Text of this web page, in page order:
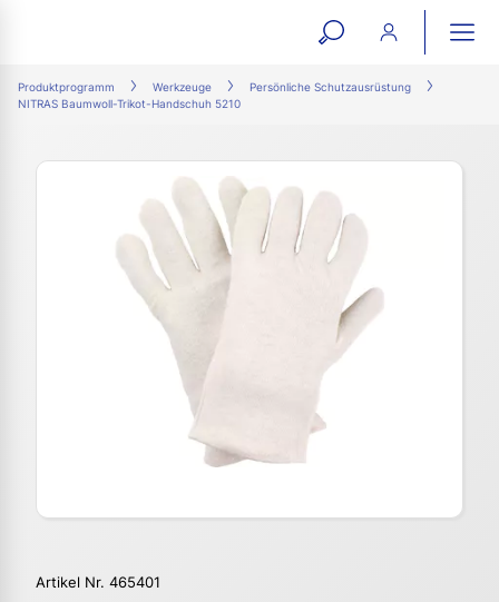
open
search
Produktprogramm Werkzeuge
Persönliche Schutzausrüstung
NITRAS Baumwoll-Trikot-Handschuh 5210
Artikel Nr. 465401